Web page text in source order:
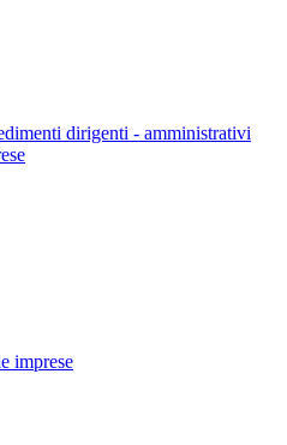
dirigenti - amministrativi
imprese